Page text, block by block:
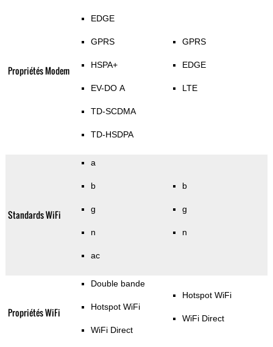
Propriétés Modem
EDGE
GPRS
HSPA+
EV-DO A
TD-SCDMA
TD-HSDPA
GPRS
EDGE
LTE
Standards WiFi
a
b
g
n
ac
b
g
n
Propriétés WiFi
Double bande
Hotspot WiFi
WiFi Direct
Hotspot WiFi
WiFi Direct